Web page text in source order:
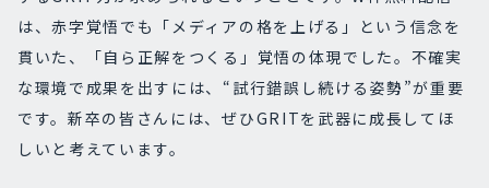
は、赤字覚悟でも「メディアの格を上げる」という信念を
貫いた、「自ら正解をつくる」覚悟の体現でした。不確実
な環境で成果を出すには、“試行錯誤し続ける姿勢”が重要
です。新卒の皆さんには、ぜひGRITを武器に成長してほ
しいと考えています。